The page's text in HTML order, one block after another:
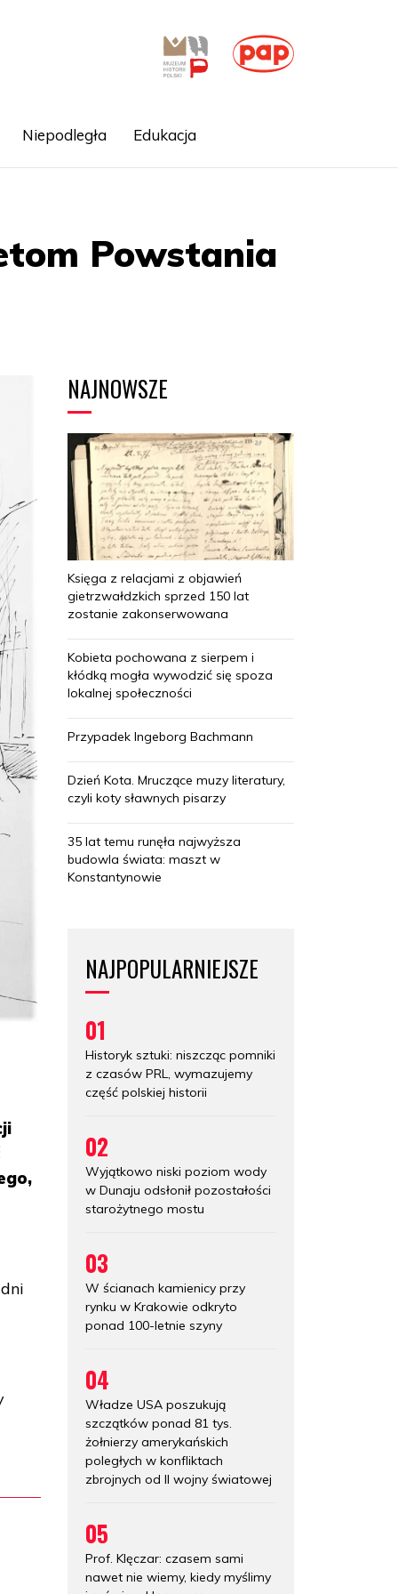
Niepodległa Edukacja
Powstania
NAJNOWSZE
Księga z relacjami z objawień
gietrzwałdzkich sprzed 150 lat
zostanie zakonserwowana
Kobieta pochowana z sierpem i
kłódką mogła wywodzić się spoza
lokalnej społeczności
Przypadek Ingeborg Bachmann
Dzień Kota. Mruczące muzy literatury,
czyli koty sławnych pisarzy
35 lat temu runęła najwyższa
budowla świata: maszt w
Konstantynowie
NAJPOPULARNIEJSZE
01
Historyk sztuki: niszcząc pomniki
z czasów PRL, wymazujemy
część polskiej historii
02
Wyjątkowo niski poziom wody
w Dunaju odsłonił pozostałości
starożytnego mostu
03
W ścianach kamienicy przy
rynku w Krakowie odkryto
ponad 100-letnie szyny
04
Władze USA poszukują
szczątków ponad 81 tys.
żołnierzy amerykańskich
poległych w konfliktach
zbrojnych od II wojny światowej
05
Prof. Klęczar: czasem sami
nawet nie wiemy, kiedy myślimy